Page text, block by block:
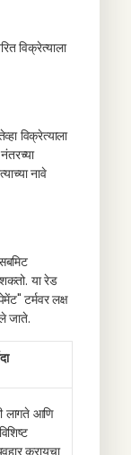
विक्रेत्याला
विक्रेत्याला
नावे
या रेड
टर्मवर लक्ष
जाते.
लागते आणि
करायचा